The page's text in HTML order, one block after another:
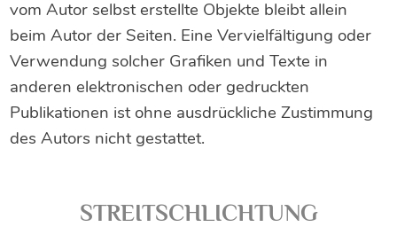
vom Autor selbst erstellte Objekte bleibt allein
beim Autor der Seiten. Eine Vervielfältigung oder
Verwendung solcher Grafiken und Texte in
anderen elektronischen oder gedruckten
Publikationen ist ohne ausdrückliche Zustimmung
des Autors nicht gestattet.
STREITSCHLICHTUNG